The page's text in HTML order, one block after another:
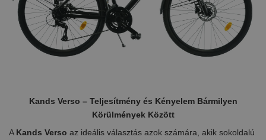
Kands Verso – Teljesítmény és Kényelem Bármilyen
Körülmények Között
A Kands Verso az ideális választás azok számára, akik sokoldalú